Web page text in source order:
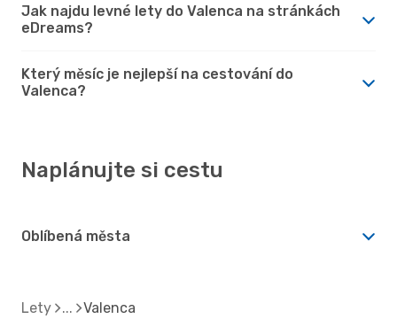
Jak najdu levné lety do Valenca na stránkách
eDreams?
Který měsíc je nejlepší na cestování do
Valenca?
Naplánujte si cestu
Oblíbená města
Lety Valenca